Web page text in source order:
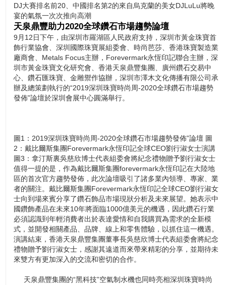
DJ大賽排名前20、中國排名第2的來自烏克蘭的美女DJLuLu將晚
宴的氣氛一次次推向高潮
天泉鼎豐助力2020全球鑽石市場趨勢論壇
9月12日下午，由深圳市羅湖區人民政府支持，深圳市黃金珠寶首
飾行業協會、深圳國際珠寶展組委會、時尚芭莎、香港珠寶製造業
廠商會、Metals Focus主辦，Forevermark永恆印記聯合主辦，深
圳市黃金珠寶文化研究會、香港天泉鼎豐集團、廣州鑽石交易中
心、鑽石匯珠寶、金雕禦作協辦，深圳市澤木文化傳播有限公司承
辦及總策劃執行的“2019深圳珠寶時尚周-2020全球鑽石市場趨勢
發佈”論壇於深圳會展中心圓滿舉行。
圖1：2019深圳珠寶時尚周-2020全球鑽石市場趨勢發佈”論壇 圖
2：戴比爾斯集團Forevermark永恆印記全球CEO劉行淑女士演講
圖3：拿汀斯裏吳慈欣博士代表組委會將紀念禮物贈予劉行淑女士
值得一提的是，作為戴比爾斯集團forevermark永恆印記在大陸地
區的首次官方趨勢發佈，此次論壇吸引了諸多業內領導、專家、業
者的關注。戴比爾斯集團Forevermark永恆印記全球CEO劉行淑女
士向到場來賓分享了鑽石飾品市場現狀分析及未來展望。她表示中
國鑽飾產品在未來10年將面臨1000億美元的機遇，因此鑽石行業
必須認識到年輕消費者出於表達愛情和自我購買為需求的全新模
式，並開發相關產品、品牌、線上和零售體驗，以抓住這一機遇。
演講結束，香港天泉鼎豐集團董事長吳慈欣博士代表組委會將紀念
禮物贈予劉行淑女士，感謝其遠道而來帶來精彩的分享，並期待未
來雙方有更加深入的交流和密切的合作。
天泉鼎豐集團的“黑科技”空氣制水機也同時亮相深圳珠寶時尚